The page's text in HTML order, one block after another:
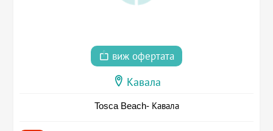
виж офертата
Кавала
Tosca Beach- Кавала